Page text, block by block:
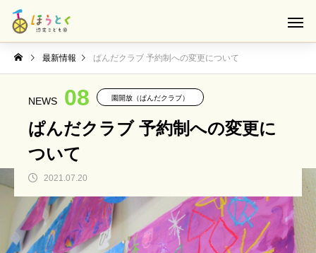
最新情報 ぱんだクラブ 予約制への変更について
NEWS 08 園開放（ぱんだクラブ）
ぱんだクラブ 予約制への変更に
ついて
2021.07.20